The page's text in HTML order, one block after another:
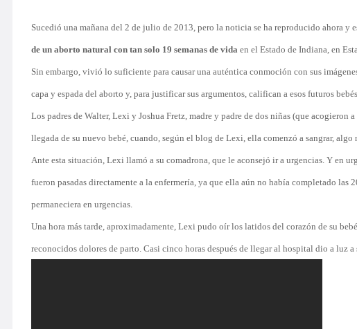
Sucedió una mañana del 2 de julio de 2013, pero la noticia se ha reproducido ahora y
de un aborto natural con tan solo 19 semanas de vida en el Estado de Indiana, en
Sin embargo, vivió lo suficiente para causar una auténtica conmoción con sus
capa y espada del aborto y, para justificar sus argumentos, califican a esos futuros
Los padres de Walter, Lexi y Joshua Fretz, madre y padre de dos niñas (que acogieron
llegada de su nuevo bebé, cuando, según el blog de Lexi, ella comenzó a sangrar,
Ante esta situación, Lexi llamó a su comadrona, que le aconsejó ir a urgencias. Y en
fueron pasadas directamente a la enfermería, ya que ella aún no había completado las
permaneciera en urgencias.
Una hora más tarde, aproximadamente, Lexi pudo oír los latidos del corazón de su
reconocidos dolores de parto. Casi cinco horas después de llegar al hospital dio a luz